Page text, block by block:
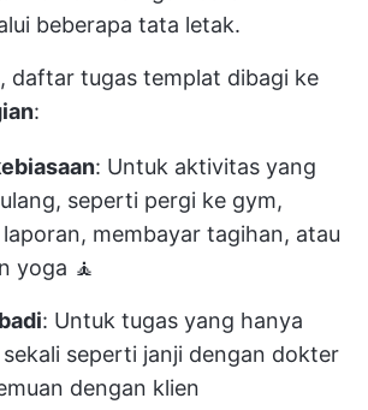
beberapa tata letak.
daftar tugas templat dibagi ke
:
: Untuk aktivitas yang
seperti pergi ke gym,
membayar tagihan, atau
yoga 🧘
: Untuk tugas yang hanya
seperti janji dengan dokter
dengan klien